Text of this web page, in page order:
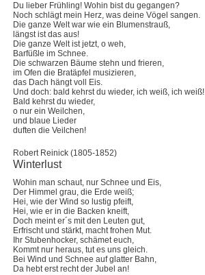
Du lieber Frühling! Wohin bist du gegangen?
Noch schlägt mein Herz, was deine Vögel sangen.
Die ganze Welt war wie ein Blumenstrauß,
längst ist das aus!
Die ganze Welt ist jetzt, o weh,
Barfüßle im Schnee.
Die schwarzen Bäume stehn und frieren,
im Ofen die Bratäpfel musizieren,
das Dach hängt voll Eis.
Und doch: bald kehrst du wieder, ich weiß, ich weiß!
Bald kehrst du wieder,
o nur ein Weilchen,
und blaue Lieder
duften die Veilchen!
Robert Reinick (1805-1852)
Winterlust
Wohin man schaut, nur Schnee und Eis,
Der Himmel grau, die Erde weiß;
Hei, wie der Wind so lustig pfeift,
Hei, wie er in die Backen kneift,
Doch meint er´s mit den Leuten gut,
Erfrischt und stärkt, macht frohen Mut.
Ihr Stubenhocker, schämet euch,
Kommt nur heraus, tut es uns gleich.
Bei Wind und Schnee auf glatter Bahn,
Da hebt erst recht der Jubel an!